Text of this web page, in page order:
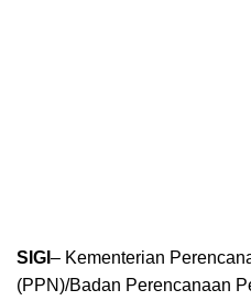
SIGI – Kementerian
(PPN)/Badan Perencanaan